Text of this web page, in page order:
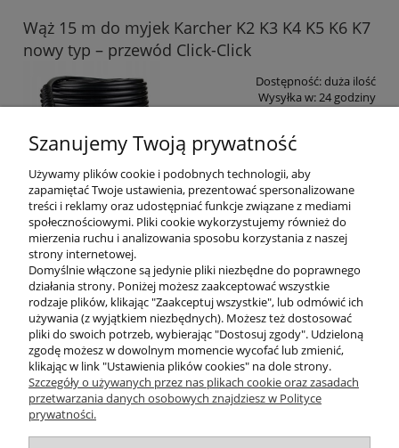
Wąż 15 m do myjek Karcher K2 K3 K4 K5 K6 K7
nowy typ – przewód Click-Click
Dostępność:duża ilość
Wysyłka w:24 godziny
do koszyka
« 1 2 3 4 »
O nas
Szanujemy Twoją prywatność
Używamy plików cookie i podobnych technologii, aby
zapamiętać Twoje ustawienia, prezentować spersonalizowane
treści i reklamy oraz udostępniać funkcje związane z mediami
społecznościowymi. Pliki cookie wykorzystujemy również do
mierzenia ruchu i analizowania sposobu korzystania z naszej
strony internetowej.
Domyślnie włączone są jedynie pliki niezbędne do poprawnego
działania strony. Poniżej możesz zaakceptować wszystkie
rodzaje plików, klikając "Zaakceptuj wszystkie", lub odmówić ich
używania (z wyjątkiem niezbędnych). Możesz też dostosować
pliki do swoich potrzeb, wybierając "Dostosuj zgody". Udzieloną
zgodę możesz w dowolnym momencie wycofać lub zmienić,
klikając w link "Ustawienia plików cookies" na dole strony.
Szczegóły o używanych przez nas plikach cookie oraz zasadach
przetwarzania danych osobowych znajdziesz w Polityce
prywatności.